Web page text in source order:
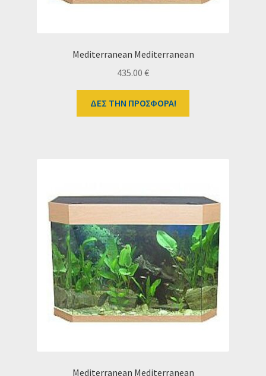
Mediterranean Mediterranean
435.00 €
ΔΕΣ ΤΗΝ ΠΡΟΣΦΟΡΑ!
Mediterranean Mediterranean